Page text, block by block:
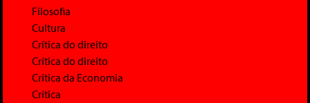
Filosofia
Cultura
Crítica do direito
Crítica do direito
Crítica da Economia
Crítica